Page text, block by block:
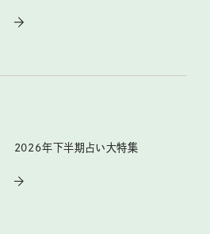
2026年下半期占い大特集